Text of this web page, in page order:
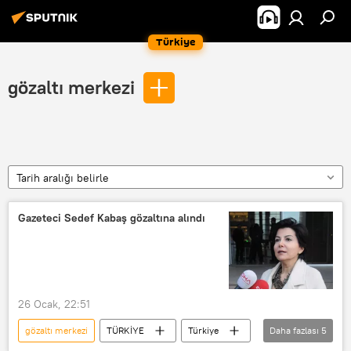
Türkiye
gözaltı merkezi
Tarih aralığı belirle
Gazeteci Sedef Kabaş gözaltına alındı
26 Ocak, 22:51
gözaltı merkezi TÜRKİYE
Türkiye
Daha fazlası 5